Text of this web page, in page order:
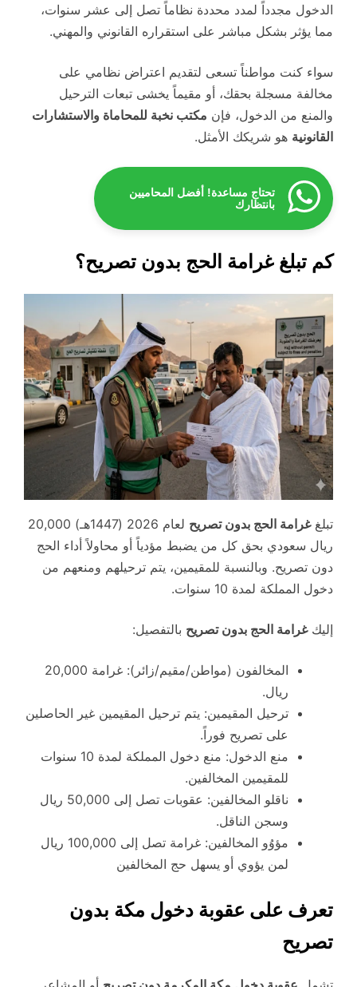
الدخول مجدداً لمدد محددة نظاماً تصل إلى عشر سنوات،
مما يؤثر بشكل مباشر على استقراره القانوني والمهني.
سواء كنت مواطناً تسعى لتقديم اعتراض نظامي على
مخالفة مسجلة بحقك، أو مقيماً يخشى تبعات الترحيل
والمنع من الدخول، فإن مكتب نخبة للمحاماة والاستشارات
القانونية هو شريكك الأمثل.
تحتاج مساعدة! أفضل المحاميين
بانتظارك
كم تبلغ غرامة الحج بدون تصريح؟
تبلغغرامة الحج بدون تصريح
لعام 2026 (1447هـ) 20,000
ريال سعودي بحق كل من يضبط مؤدياً أو محاولاً أداء الحج
دون تصريح. وبالنسبة للمقيمين، يتم ترحيلهم ومنعهم من
دخول المملكة لمدة 10 سنوات.
إليكغرامة الحج بدون تصريح بالتفصيل:
المخالفون (مواطن/مقيم/زائر): غرامة 20,000
ريال.
ترحيل المقيمين: يتم ترحيل المقيمين غير الحاصلين
على تصريح فوراً.
منع الدخول: منع دخول المملكة لمدة 10 سنوات
للمقيمين المخالفين.
ناقلو المخالفين: عقوبات تصل إلى 50,000 ريال
وسجن الناقل.
مؤوُو المخالفين: غرامة تصل إلى 100,000 ريال
لمن يؤوي أو يسهل حج المخالفين
تعرف على عقوبة دخول مكة بدون
تصريح